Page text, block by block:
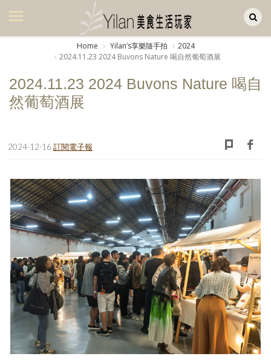
美食集
廚房集
旅遊集
書房集
日記簿
餐桌週記
享樂隨手拍
照相簿
影音區
創意出版服務
Home Yilanʼs享樂隨手拍
2024
2024.11.23 2024 Buvons Nature 喝自然葡萄酒展
2024.11.23 2024 Buvons Nature 喝自
然葡萄酒展
2024-12-16 訂閱電子報